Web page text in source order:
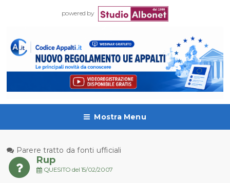
powered by
Mostra Menu
Parere tratto da fonti ufficiali
Rup
QUESITO del 15/02/2007